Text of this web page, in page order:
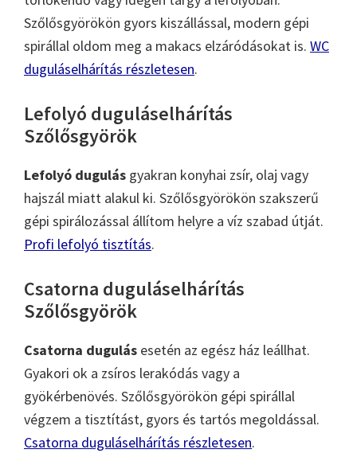
Szőlősgyörökön gyors kiszállással, modern gépi
spirállal oldom meg a makacs elzáródásokat is. WC
duguláselhárítás részletesen.
Lefolyó duguláselhárítás
Szőlősgyörök
Lefolyó dugulás gyakran konyhai zsír, olaj vagy
hajszál miatt alakul ki. Szőlősgyörökön szakszerű
gépi spirálozással állítom helyre a víz szabad útját.
Profi lefolyó tisztítás.
Csatorna duguláselhárítás
Szőlősgyörök
Csatorna dugulás esetén az egész ház leállhat.
Gyakori ok a zsíros lerakódás vagy a
gyökérbenövés. Szőlősgyörökön gépi spirállal
végzem a tisztítást, gyors és tartós megoldással.
Csatorna duguláselhárítás részletesen.